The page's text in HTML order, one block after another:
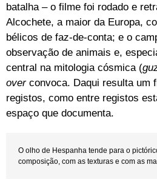
batalha – o filme foi rodado e
Alcochete, a maior da Europa,
bélicos de faz-de-conta; e o
observação de animais e,
central na mitologia cósmica (
overconvoca. Daqui resulta um
registos, como entre registos
espaço que documenta.
O olho de Hespanha tende para o
composição, com as texturas e com as